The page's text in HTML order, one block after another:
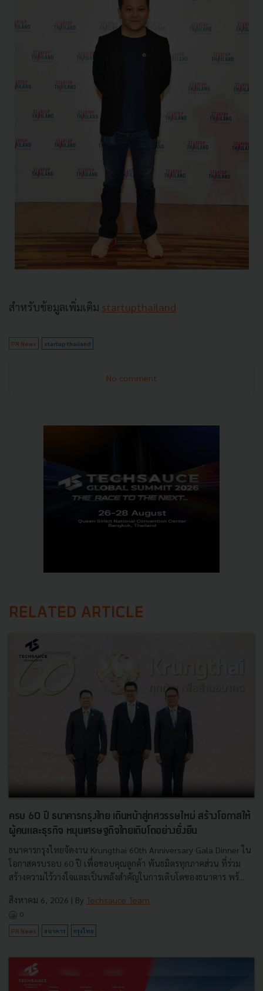
สำหรับข้อมูลเพิ่มเติม startupthailand
PR News startup thailand
No comment
RELATED ARTICLE
ครบ 60 ปี ธนาคารกรุงไทย เดินหน้าสู่ทศวรรษใหม่ สร้างโอกาสให้
ผู้คนและธุรกิจ หนุนเศรษฐกิจไทยเติบโตอย่างยั่งยืน
ธนาคารกรุงไทยจัดงาน Krungthai 60th Anniversary Gala Dinner ใน
โอกาสครบรอบ 60 ปี เพื่อขอบคุณลูกค้า พันธมิตรทุกภาคส่วน ที่ร่วม
สร้างความไว้วางใจและเป็นพลังสำคัญในการเติบโตของธนาคาร พร้...
สิงหาคม 6, 2026 | By Techsauce Team
0
PR News ธนาคาร กรุงไทย